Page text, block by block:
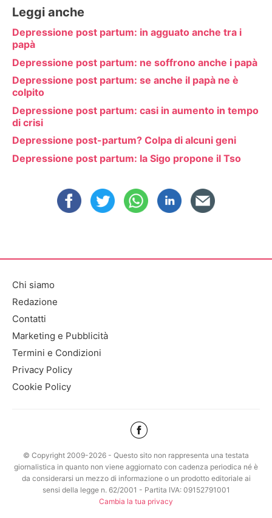
Leggi anche
Depressione post partum: in agguato anche tra i
papà
Depressione post partum: ne soffrono anche i papà
Depressione post partum: se anche il papà ne è
colpito
Depressione post partum: casi in aumento in tempo
di crisi
Depressione post-partum? Colpa di alcuni geni
Depressione post partum: la Sigo propone il Tso
Chi siamo
Redazione
Contatti
Marketing e Pubblicità
Termini e Condizioni
Privacy Policy
Cookie Policy
© Copyright 2009-2026 - Questo sito non rappresenta una testata
giornalistica in quanto non viene aggiornato con cadenza periodica né è
da considerarsi un mezzo di informazione o un prodotto editoriale ai
sensi della legge n. 62/2001 - Partita IVA: 09152791001
Cambia la tua privacy